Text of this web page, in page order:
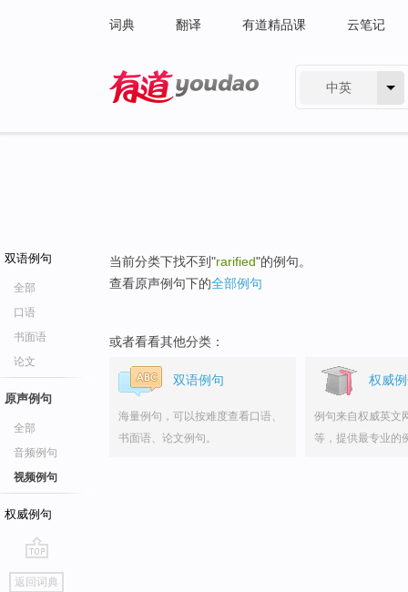
词典 翻译 有道精品课 云笔记
中英
双语例句
全部
口语
书面语
论文
原声例句
全部
音频例句
视频例句
权威例句
go
返回词典
当前分类下找不到"rarified"的例句。
查看原声例句下的全部例句
或者看看其他分类：
双语例句
海量例句，可以按难度查看口语、
书面语、论文例句。
权威
例句来自权威英文
等，提供最专业的